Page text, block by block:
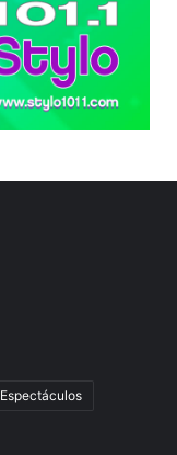
Espectáculos